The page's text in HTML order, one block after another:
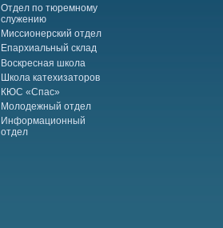
Отдел по тюремному
служению
Миссионерский отдел
Епархиальный склад
Воскресная школа
Школа катехизаторов
КЮС «Спас»
Молодежный отдел
Информационный
отдел